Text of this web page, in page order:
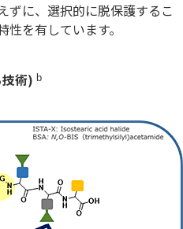
ずに、選択的に脱保護するこ
を有しています。
術) b